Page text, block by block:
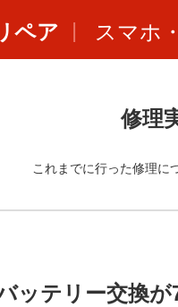
ペア スマホ
修理
これまでに行った修理に
ッテリー交換が